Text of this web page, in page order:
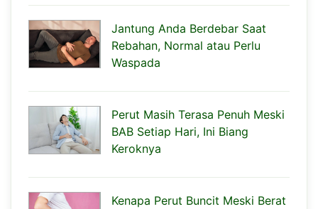
Jantung Anda Berdebar Saat
Rebahan, Normal atau Perlu
Waspada
Perut Masih Terasa Penuh Meski
BAB Setiap Hari, Ini Biang
Keroknya
Kenapa Perut Buncit Meski Berat